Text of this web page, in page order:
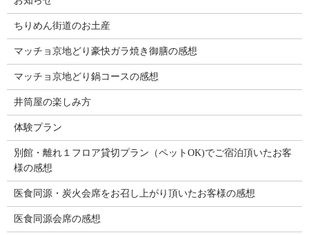
ちりめん街道のお土産
マッチョ京地どり豪快ガラ焼き御膳の感想
マッチョ京地どり鍋コースの感想
井筒屋の楽しみ方
体験プラン
別館・離れ１フロア貸切プラン（ペットOK)でご宿泊頂いたお客
様の感想
医食同源・炭火会席をお召し上がり頂いたお客様の感想
医食同源会席の感想